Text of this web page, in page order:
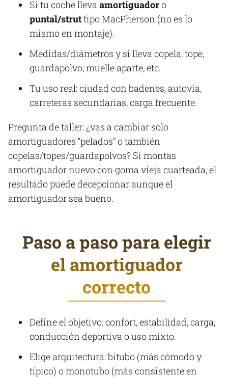
Si tu coche lleva amortiguadoro
puntal/struttipo MacPherson (no es lo
mismo en montaje).
Medidas/diámetros y si lleva copela, tope,
guardapolvo, muelle aparte, etc.
Tu uso real: ciudad con badenes, autovía,
carreteras secundarias, carga frecuente.
Pregunta de taller: ¿vas a cambiar solo
amortiguadores “pelados” o también
copelas/topes/guardapolvos? Si montas
amortiguador nuevo con goma vieja cuarteada, el
resultado puede decepcionar aunque el
amortiguador sea bueno.
Paso a paso para elegir
el amortiguador
correcto
Define el objetivo: confort, estabilidad, carga,
conducción deportiva o uso mixto.
Elige arquitectura: bitubo (más cómodo y
típico) o monotubo (más consistente en